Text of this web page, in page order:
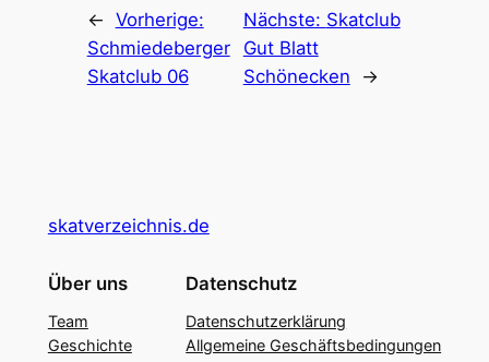
← Vorherige:
Schmiedeberger
Skatclub 06
Nächste: Skatclub
Gut Blatt
Schönecken
→
skatverzeichnis.de
Über uns
Team
Geschichte
Datenschutz
Datenschutzerklärung
Allgemeine Geschäftsbedingungen